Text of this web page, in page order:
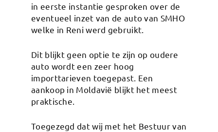
in eerste instantie gesproken over de
eventueel inzet van de auto van SMHO
welke in Reni werd gebruikt.
Dit blijkt geen optie te zijn op oudere
auto wordt een zeer hoog
importtarieven toegepast. Een
aankoop in Moldavië blijkt het meest
praktische.
Toegezegd dat wij met het Bestuur van